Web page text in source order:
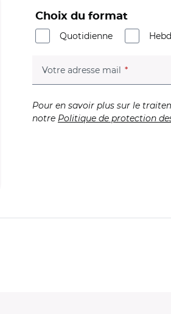
Choix du format
Quotidienne
Votre adresse mail (champ
Pour en savoir plus sur le
notre Politique de protection